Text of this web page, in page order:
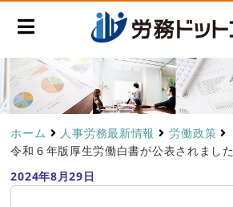
ホーム 人事労務最新情報
労働政策
令和６年版厚生労働白書が公表されました
2024年8月29日